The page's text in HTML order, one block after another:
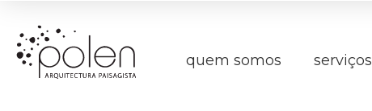
quem somos serviços